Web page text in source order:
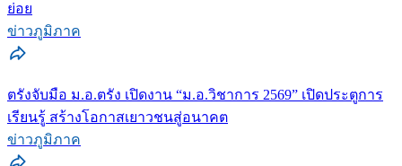
ย่อย
ข่าวภูมิภาค
ตรังจับมือ ม.อ.ตรัง เปิดงาน “ม.อ.วิชาการ 2569” เปิดประตูการ
เรียนรู้ สร้างโอกาสเยาวชนสู่อนาคต
ข่าวภูมิภาค